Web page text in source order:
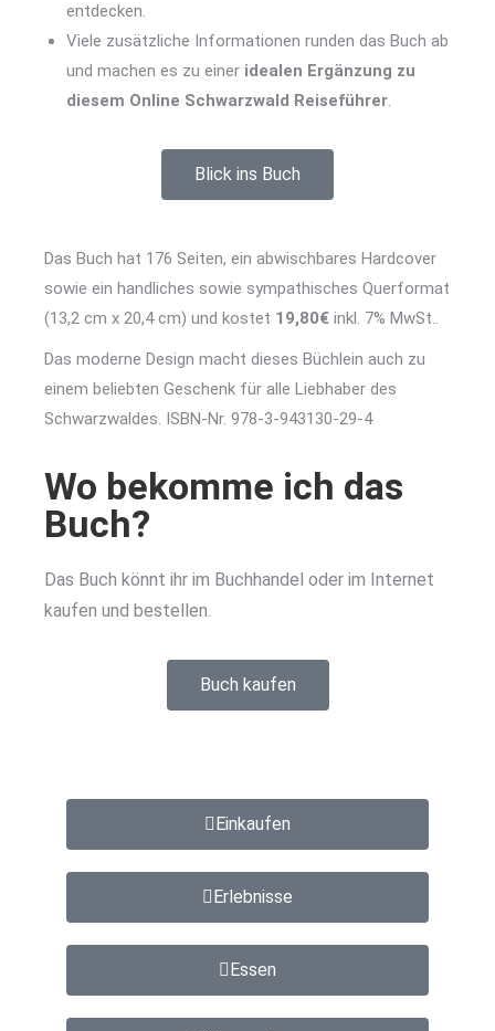
entdecken.
Viele zusätzliche Informationen runden das Buch ab
und machen es zu einer idealen Ergänzung zu
diesem Online Schwarzwald Reiseführer.
Blick ins Buch
Das Buch hat 176 Seiten, ein abwischbares Hardcover
sowie ein handliches sowie sympathisches Querformat
(13,2 cm x 20,4 cm) und kostet 19,80€ inkl. 7% MwSt..
Das moderne Design macht dieses Büchlein auch zu
einem beliebten Geschenk für alle Liebhaber des
Schwarzwaldes. ISBN-Nr. 978-3-943130-29-4
Wo bekomme ich das
Buch?
Das Buch könnt ihr im Buchhandel oder im Internet
kaufen und bestellen.
Buch kaufen
Einkaufen
Erlebnisse
Essen